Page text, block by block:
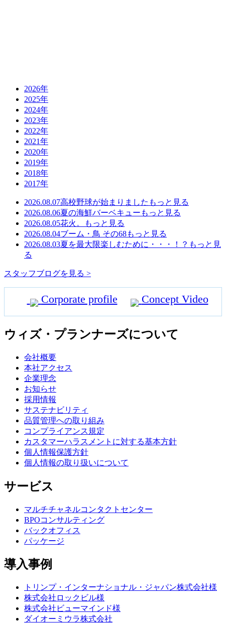
2026年
2025年
2024年
2023年
2022年
2021年
2020年
2019年
2018年
2017年
2026.08.07高校野球が始まりました もっと見る
2026.08.06夏の海鮮バーベキュー もっと見る
2026.08.05花火。
もっと見る
2026.08.04ブーム・鳥 その68もっと見る
2026.08.03夏を最大限楽しむために・・・！？ もっと見
る
スタッフブログを見る >
Corporate profile Concept Video
ウィズ・プランナーズについて
会社概要
本社アクセス
企業理念
お知らせ
採用情報
サステナビリティ
品質管理への取り組み
コンプライアンス規定
カスタマーハラスメントに対する基本方針
個人情報保護方針
個人情報の取り扱いについて
サービス
マルチチャネルコンタクトセンター
BPOコンサルティング
バックオフィス
パッケージ
導入事例
トリンプ・インターナショナル・ジャパン株式会社様
株式会社ロックビル様
株式会社ビューマインド様
ダイオーミウラ株式会社